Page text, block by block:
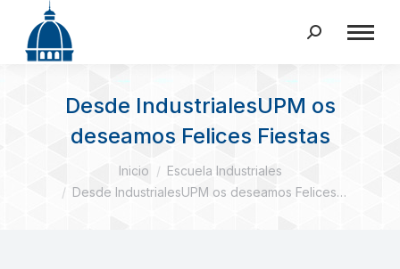
Buscar:
Desde IndustrialesUPM os
deseamos Felices Fiestas
Inicio
Escuela Industriales
Desde IndustrialesUPM os deseamos Felices…